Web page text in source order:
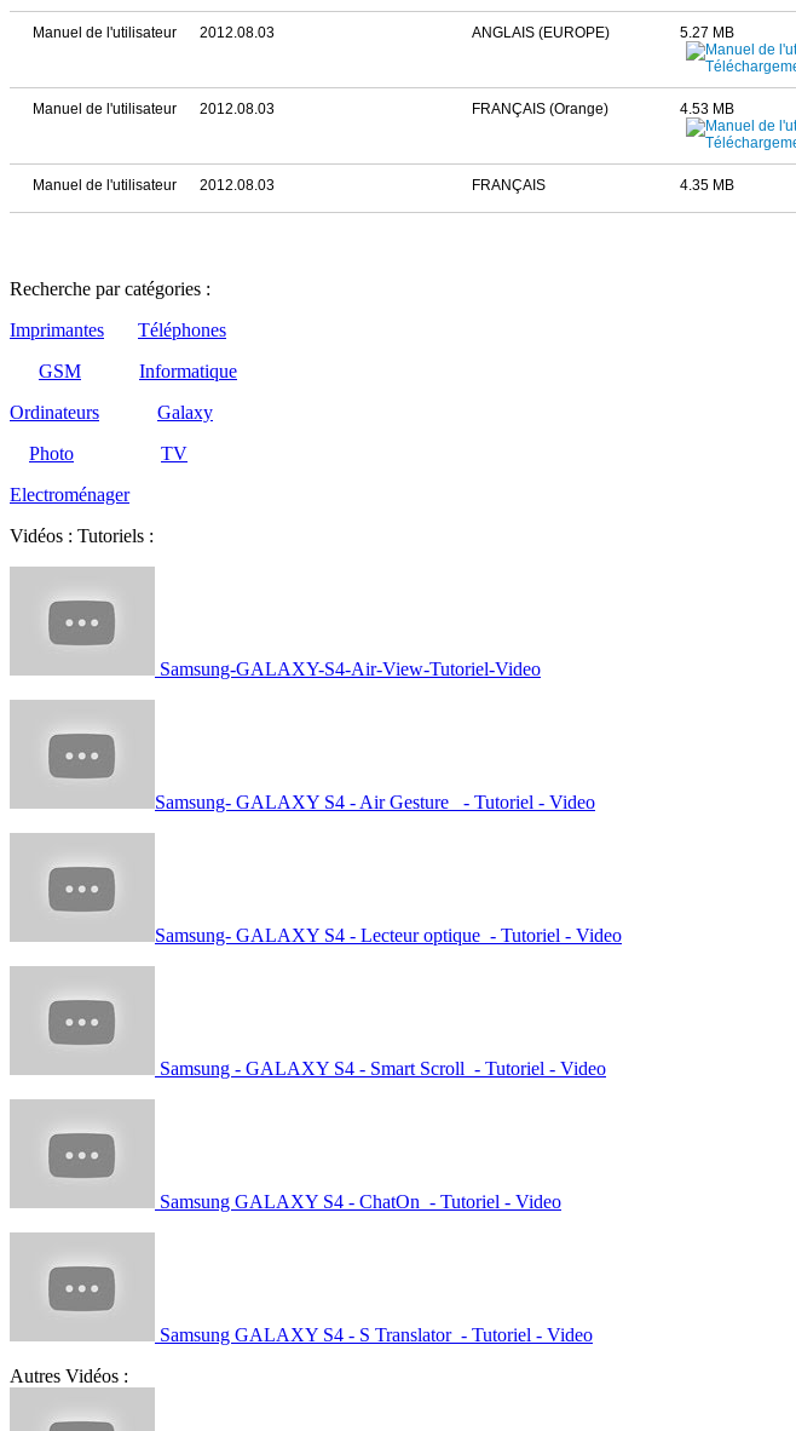
Manuel de l'utilisateur 2012.08.03 ANGLAIS (EUROPE) 5.27 MB
Manuel de l'utilisateur 2012.08.03 FRANÇAIS (Orange) 4.53 MB
Manuel de l'utilisateur 2012.08.03 FRANÇAIS 4.35 MB
Recherche par catégories :
Imprimantes
Téléphones
GSM
Informatique
Ordinateurs
Galaxy
Photo
TV
Electroménager
Vidéos : Tutoriels :
Samsung-GALAXY-S4-Air-View-Tutoriel-Video
Samsung- GALAXY S4 - Air Gesture - Tutoriel - Video
Samsung- GALAXY S4 - Lecteur optique - Tutoriel - Video
Samsung - GALAXY S4 - Smart Scroll - Tutoriel - Video
Samsung GALAXY S4 - ChatOn - Tutoriel - Video
Samsung GALAXY S4 - S Translator - Tutoriel - Video
Autres Vidéos :